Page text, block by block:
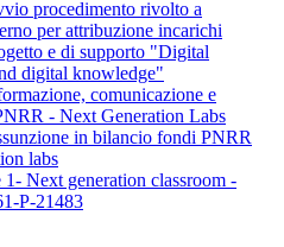
procedimento rivolto a
per attribuzione incarichi
e di supporto "Digital
digital knowledge"
comunicazione e
- Next Generation Labs
in bilancio fondi PNRR
labs
Next generation classroom -
P-21483